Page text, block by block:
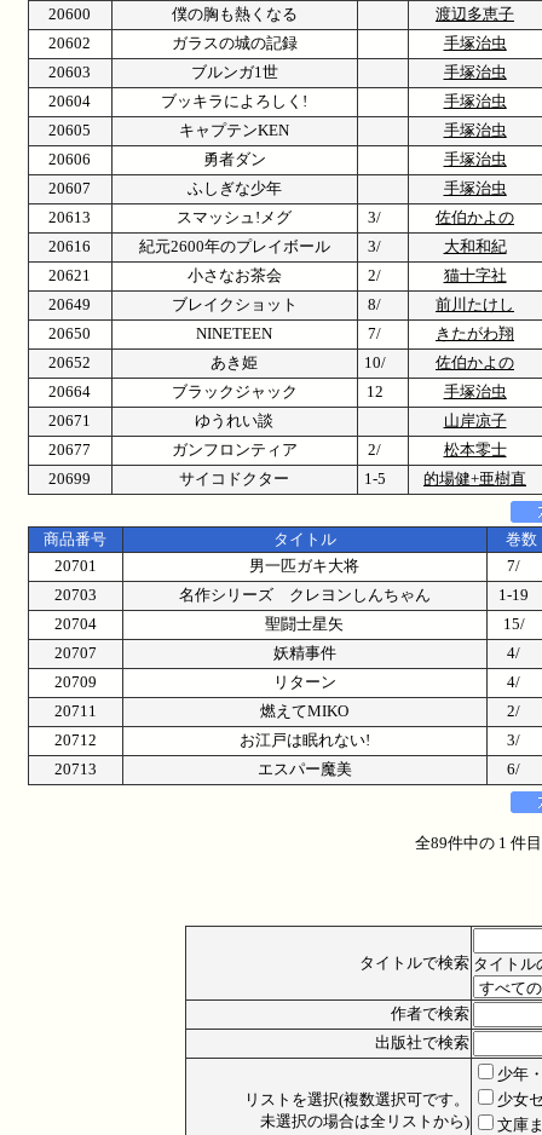
20600
僕の胸も熱くなる
渡辺多恵子
20602
ガラスの城の記録
手塚治虫
20603
ブルンガ1世
手塚治虫
20604
ブッキラによろしく!
手塚治虫
20605
キャプテンKEN
手塚治虫
20606
勇者ダン
手塚治虫
20607
ふしぎな少年
手塚治虫
20613
スマッシュ!メグ 3/
佐伯かよの
20616
紀元2600年のプレイボール 3/
大和和紀
20621
小さなお茶会 2/
猫十字社
20649
ブレイクショット 8/
前川たけし
20650
NINETEEN 7/
きたがわ翔
20652
あき姫 10/
佐伯かよの
20664
ブラックジャック 12
手塚治虫
20671
ゆうれい談
山岸凉子
20677
ガンフロンティア 2/
松本零士
20699
サイコドクター 1-5 的場健+亜樹直
商品番号 タイトル
巻数
20701
男一匹ガキ大将
7/
20703
名作シリーズ クレヨンしんちゃん
1-
20704
聖闘士星矢
15/
20707
妖精事件
4/
20709
リターン
4/
20711
燃えてMIKO
2/
20712
お江戸は眠れない!
3/
20713
エスパー魔美 6/
全89件中の 1 件
タイトルで検索 タイトル
作者で検索
出版社で検索
リストを選択(複数選択可です。
未選択の場合は全リストから)
少年
少女
文庫